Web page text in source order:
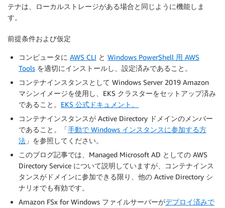
テナは、ローカルストレージがある場合と同じように機能しま
す。
前提条件および仮定
コンピュータに AWS CLI と Windows PowerShell 用 AWS
Tools を適切にインストールし、設定済みであること。
コンテナインスタンスとして Windows Server 2019 Amazon
マシンイメージを使用し、EKS クラスターをセットアップ済み
であること。 EKS 公式ドキュメント。
コンテナインスタンスが Active Directory ドメインのメンバー
であること。「手動で Windows インスタンスに参加する方
法 」を参照してください。
このブログ記事では、Managed Microsoft AD としての AWS
Directory Service について説明していますが、コンテナインス
タンスがドメインに参加できる限り、他の Active Directory シ
ナリオでも有効です。
Amazon FSx for Windows ファイルサーバーがデプロイ済みで